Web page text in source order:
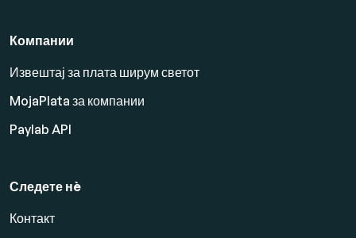
Компании
Извештај за плата ширум светот
MojaPlata за компании
Paylab API
Следете нè
Контакт